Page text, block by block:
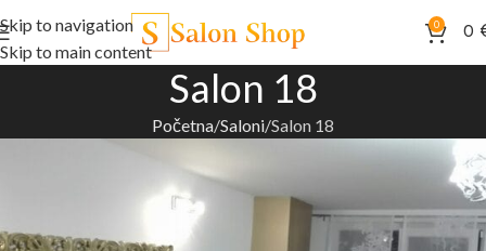
Skip to navigation
Skip to main content
0 0
Salon 18
Početna Saloni Salon 18